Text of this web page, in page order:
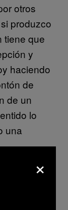
otros
produzco
tiene que
y
haciendo
de
de un
lo
una
×